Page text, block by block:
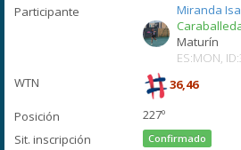
Miranda
Maturín
ES:MON,
36,46
227º
Confirmado